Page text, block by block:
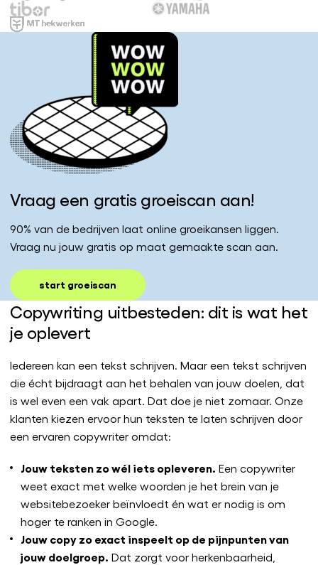
Vraag een gratis groeiscan aan!
90% van de bedrijven laat online groeikansen liggen.
Vraag nu jouw gratis op maat gemaakte scan aan.
start groeiscan
Copywriting uitbesteden: dit is wat het
je oplevert
Iedereen kan een tekst schrijven. Maar een tekst schrijven
die écht bijdraagt aan het behalen van jouw doelen, dat
is wel even een vak apart. Dat doe je niet zomaar. Onze
klanten kiezen ervoor hun teksten te laten schrijven door
een ervaren copywriter omdat:
Jouw teksten zo wél iets opleveren. Een copywriter
weet exact met welke woorden je het brein van je
websitebezoeker beïnvloedt én wat er nodig is om
hoger te ranken in Google.
Jouw copy zo exact inspeelt op de pijnpunten van
jouw doelgroep. Dat zorgt voor herkenbaarheid,